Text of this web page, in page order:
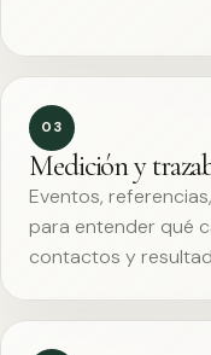
03
Medición y
Eventos,
para entender qué
contactos y